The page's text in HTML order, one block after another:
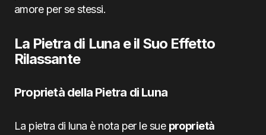
amore per se stessi.
La Pietra di Luna e il Suo Effetto
Rilassante
Proprietà della Pietra di Luna
La pietra di luna è nota per le sue proprietà